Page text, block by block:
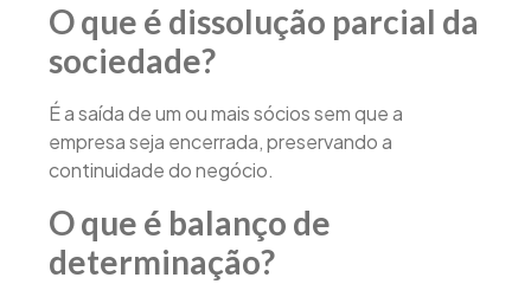
O que é dissolução parcial da
sociedade?
É a saída de um ou mais sócios sem que a
empresa seja encerrada, preservando a
continuidade do negócio.
O que é balanço de
determinação?